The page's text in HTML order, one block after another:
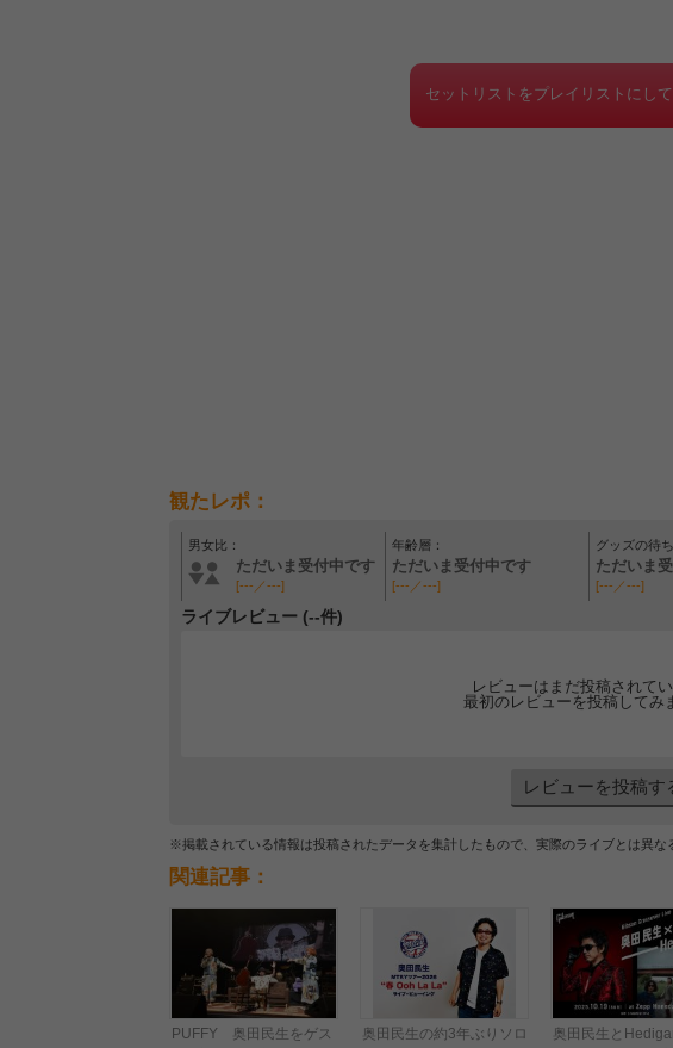
セットリストをプレイリストにし
観たレポ：
男女比：
ただいま受付中です
[---／---]
年齢層：
ただいま受付中です
[---／---]
グッズの待
ただいま
[---／---]
ライブレビュー (--件)
レビューはまだ投稿されてい
最初のレビューを投稿してみ
レビューを投稿す
※掲載されている情報は投稿されたデータを集計したもので、実際のライブとは異な
関連記事：
PUFFY 奥田民生をゲス
奥田民生の約3年ぶりソロ
奥田民生と